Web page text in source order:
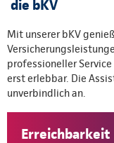
die bKV
Mit unserer bKV
professioneller
erst erlebbar. Die
unverbindlich an.
Erreichbarkeit